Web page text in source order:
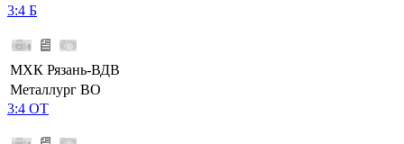
3:4 Б
МХК Рязань-ВДВ
Металлург ВО
3:4 ОТ